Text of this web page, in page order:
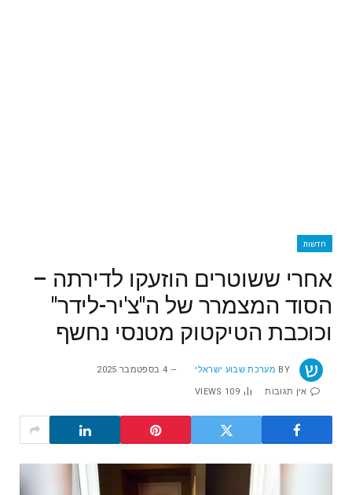
חדשות
אחרי ששוטרים הוזעקו לדירתה –
הסוד המצמרר של ה"צ'יר-לידר"
וכוכבת הטיקטוק מטנסי נחשף
BY מערכת שבוע ישראלי 4 בספטמבר 2025
אין תגובות 109
VIEWS